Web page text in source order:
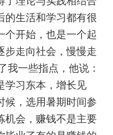
的生活和学习都有很
个开始，也是一个起
步走向社会，慢慢走
我一些指点，他说：
学习东本，增长见
候，选用暑期时间参
机会，赚钱不是主要